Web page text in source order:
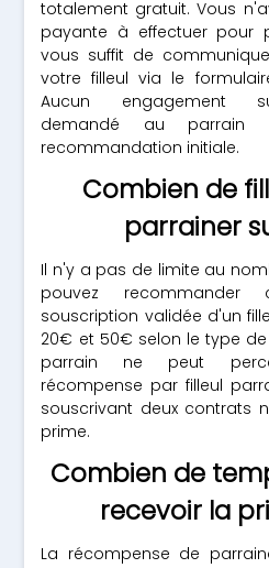
totalement gratuit. Vous
payante à effectuer pour
vous suffit de
votre filleul via le
Aucun engagement
demandé au
recommandation initiale.
Combien de
parrainer
Il n'y a pas de limite au
pouvez recommander
souscription validée d'un
20€ et 50€ selon le type
parrain ne peut
récompense par filleul
souscrivant deux contrats
prime.
Combien de
recevoir la
La récompense de